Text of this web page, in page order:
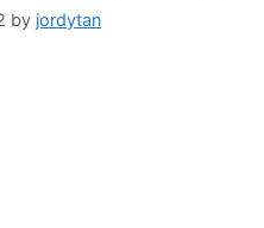
by jordytan